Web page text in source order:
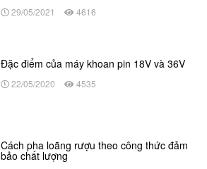
29/05/2021 4616
Đặc điểm của máy khoan pin 18V và 36V
22/05/2020 4535
Cách pha loãng rượu theo công thức đảm
bảo chất lượng